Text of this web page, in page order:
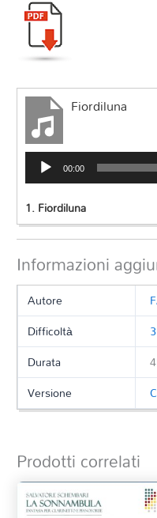
Fiordiluna
Audio
Player 00:00
1.Fiordiluna
Informazioni
Autore
Difficoltà
3
Durata
Versione
Prodotti correlati